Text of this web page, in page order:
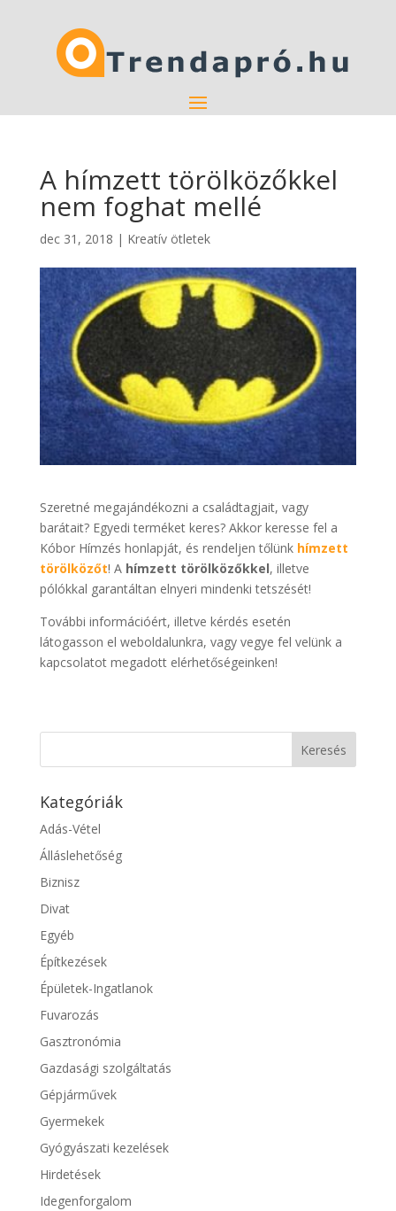
A hímzett törölközőkkel
nem foghat mellé
dec 31, 2018 | Kreatív ötletek
Szeretné megajándékozni a családtagjait, vagy
barátait? Egyedi terméket keres? Akkor keresse fel a
Kóbor Hímzés honlapját, és rendeljen tőlünk hímzett
törölközőt! A hímzett törölközőkkel, illetve
pólókkal garantáltan elnyeri mindenki tetszését!
További információért, illetve kérdés esetén
látogasson el weboldalunkra, vagy vegye fel velünk a
kapcsolatot megadott elérhetőségeinken!
Kategóriák
Adás-Vétel
Álláslehetőség
Biznisz
Divat
Egyéb
Építkezések
Épületek-Ingatlanok
Fuvarozás
Gasztronómia
Gazdasági szolgáltatás
Gépjárművek
Gyermekek
Gyógyászati kezelések
Hirdetések
Idegenforgalom